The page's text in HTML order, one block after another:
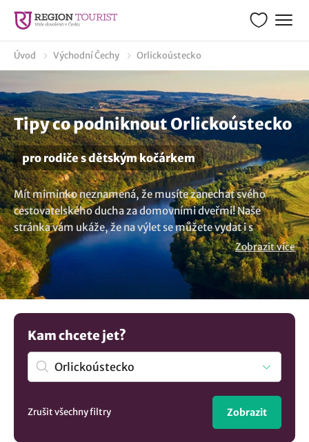
Úvod Východní Čechy Orlickoústecko
Tipy co podniknout Orlickoústecko
pro rodiče s dětským kočárkem
Mít miminko neznamená, že musíte zanechat svého
cestovatelského ducha za domovními dveřmi! Naše
stránka vám ukáže, že na výlet se můžete vydat i s
dětským kočárkem. Proč se omezovat, když můžete
prozkoumávat nové destinace i s vaším miminkem?
Připravili jsme pro vás seznam tipů co dělat v lokalitě
Orlickoústecko, které jsou přístupné pro rodiče s miminky
a batolaty v dětském kočárku. Vydejte se s námi na cesty a
objevujte krásy světa spolu s vaším nejmenším! S námi
zjistíte co navštívit.
Zobrazit více
Kam chcete jet?
Zrušit všechny filtry Zobrazit